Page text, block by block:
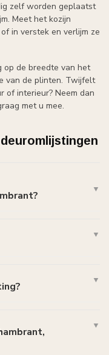
zelf worden geplaatst
Meet het kozijn
in verstek en verlijm ze
op de breedte van het
van de plinten. Twijfelt
of interieur? Neem dan
met u mee.